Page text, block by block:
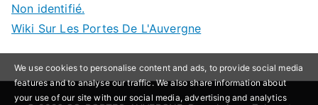
Non identifié.
Wiki Sur Les Portes De L'Auvergne
We use cookies to personalise content and ads, to provide social media
features and to analyse our traffic. We also share information about
your use of our site with our social media, advertising and analytics